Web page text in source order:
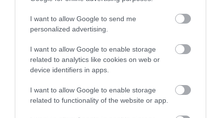
I want to allow Google to send me
personalized advertising.
I want to allow Google to enable storage
related to analytics like cookies on web or
device identifiers in apps.
I want to allow Google to enable storage
related to functionality of the website or app.
06.08.2026 | 20:40
του Σωτήρος – Πως θα κάνετε το
τέλειο μαγείρεμα
06.08.2026 | 20:20
Θρήνος στην Εύβοια: Έφυγε από
τη ζωή ο 37χρονος που είχε
Φωτιά στη Σκύρο:
Χωρίς ενεργό μέτωπο –
Παραμένουν ισχυρές
δυνάμεις της
Συνελήφθη 63χρονη
για τη φωτιά στη Σκύρο